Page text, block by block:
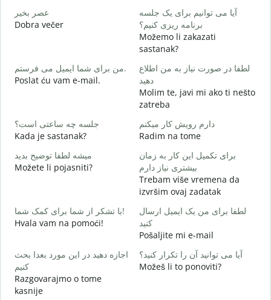
عصر بخیر
Dobra večer
آیا می توانیم برای یک جلسه
برنامه ریزی کنیم؟
Možemo li zakazati
sastanak?
من برای شما ایمیل می فرستم.
Poslat ću vam e-mail.
لطفا در صورت نیاز به من اطلاع
دهید
Molim te, javi mi ako ti nešto
zatreba
جلسه چه ساعتی است؟
Kada je sastanak?
دارم رویش کار میکنم
Radim na tome
میشه لطفا توضیح بدید
Možete li pojasniti?
برای تکمیل این کار به زمان
بیشتری نیاز دارم
Trebam više vremena da
izvršim ovaj zadatak
با تشکر از شما برای کمک شما!
Hvala vam na pomoći!
لطفا برای من یک ایمیل ارسال
کنید
Pošaljite mi e-mail
اجازه دهید در این مورد بعدا بحث
کنیم
Razgovarajmo o tome
kasnije
آیا می توانید آن را تکرار کنید؟
Možeš li to ponoviti?